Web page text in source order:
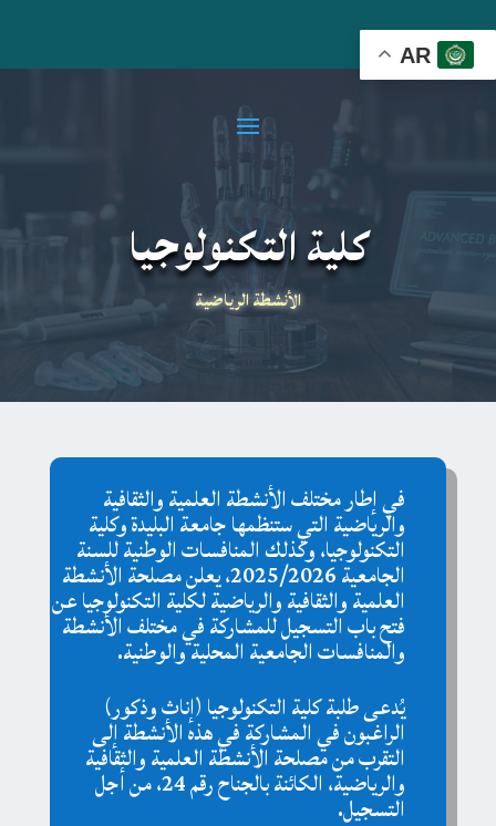
AR
كلية التكنولوجيا
الأنشطة الرياضية
في إطار مختلف الأنشطة العلمية والثقافية
والرياضية التي ستنظمها جامعة البليدة وكلية
التكنولوجيا، وكذلك المنافسات الوطنية للسنة
الجامعية 2025/2026، يعلن مصلحة الأنشطة
العلمية والثقافية والرياضية لكلية التكنولوجيا عن
فتح باب التسجيل للمشاركة في مختلف الأنشطة
والمنافسات الجامعية المحلية والوطنية.
يُدعى طلبة كلية التكنولوجيا (إناث وذكور)
الراغبون في المشاركة في هذه الأنشطة إلى
التقرب من مصلحة الأنشطة العلمية والثقافية
والرياضية، الكائنة بالجناح رقم 24، من أجل
التسجيل.